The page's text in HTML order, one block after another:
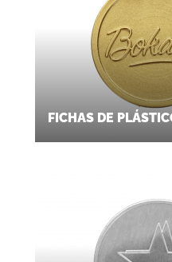
FICHAS DE